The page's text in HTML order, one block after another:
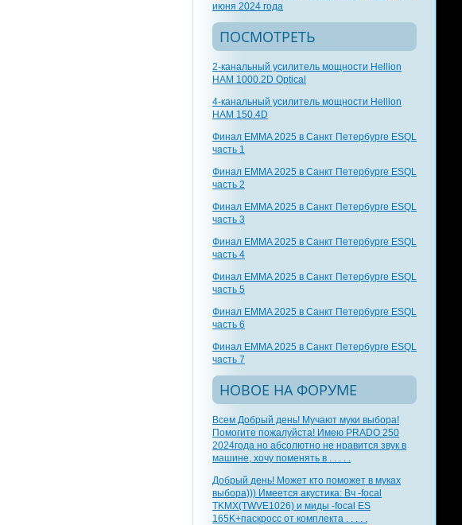
июня 2024 года
ПОСМОТРЕТЬ
2-канальный усилитель мощности Hellion
HAM 1000.2D Optical
4-канальный усилитель мощности Hellion
HAM 150.4D
Финал EMMA 2025 в Санкт Петербурге ESQL
часть 1
Финал EMMA 2025 в Санкт Петербурге ESQL
часть 2
Финал EMMA 2025 в Санкт Петербурге ESQL
часть 3
Финал EMMA 2025 в Санкт Петербурге ESQL
часть 4
Финал EMMA 2025 в Санкт Петербурге ESQL
часть 5
Финал EMMA 2025 в Санкт Петербурге ESQL
часть 6
Финал EMMA 2025 в Санкт Петербурге ESQL
часть 7
НОВОЕ НА ФОРУМЕ
Всем Добрый день! Мучают муки выбора!
Помогите пожалуйста! Имею PRADO 250
2024года но абсолютно не нравится звук в
машине, хочу поменять в . . . . .
Добрый день! Может кто поможет в муках
выбора))) Имеется акустика: Вч -focal
TKMX(TWVE1026) и миды -focal ES
165K+паскросс от комплекта . . . . .